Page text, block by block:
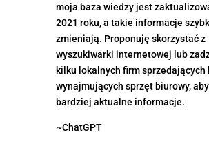
moja baza wiedzy jest
2021 roku, a takie informacje
zmieniają. Proponuję skorzystać z
wyszukiwarki internetowej lub
kilku lokalnych firm sprzedających
wynajmujących sprzęt biurowy,
bardziej aktualne informacje.
~ChatGPT